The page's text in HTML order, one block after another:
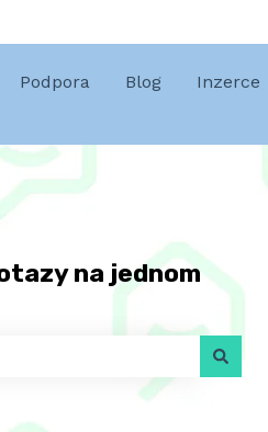
pro překlady
Podpora Blog Inzerce
na jednom
návrhy, protože pole